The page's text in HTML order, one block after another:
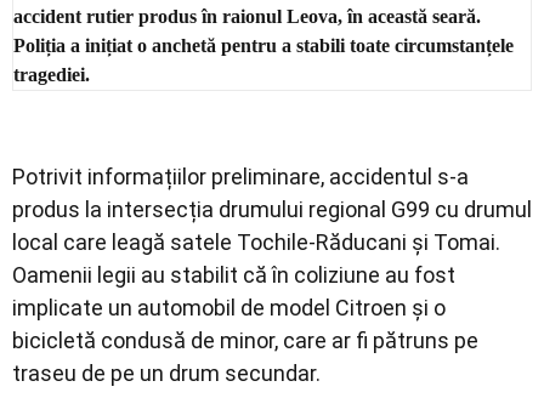
accident rutier produs în raionul Leova, în această seară.
Poliția a inițiat o anchetă pentru a stabili toate circumstanțele
tragediei.
Potrivit informațiilor preliminare, accidentul s-a
produs la intersecția drumului regional G99 cu drumul
local care leagă satele Tochile-Răducani și Tomai.
Oamenii legii au stabilit că în coliziune au fost
implicate un automobil de model Citroen și o
bicicletă condusă de minor, care ar fi pătruns pe
traseu de pe un drum secundar.